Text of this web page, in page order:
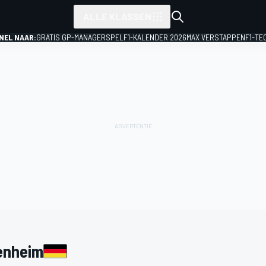
NAAR:GRATIS GP-MANAGERSPEL F1-KALENDER 2026MAX VERSTAPPENF1-